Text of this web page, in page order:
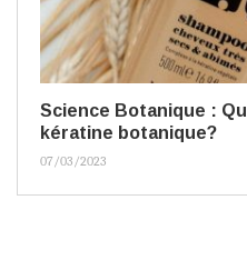
Science Botanique :
kératine botanique?
07/03/2023